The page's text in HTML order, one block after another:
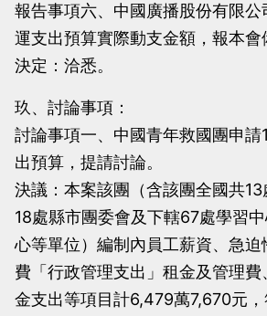
報告事項六、中國廣播股份有限公
運支出預算實際動支金額，報本會
決定：洽悉。
玖、討論事項：
討論事項一、中國青年救國團申請
出預算，提請討論。
決議：本案該團（含該團全國共13
18處縣市團委會及下轄67處學習
心等單位）編制內員工薪資、急迫
費「行政管理支出」租金及管理費
金支出等項目計6,479萬7,670元